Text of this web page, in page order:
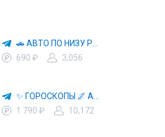
690 ₽
3,056
1 790 ₽
10,172